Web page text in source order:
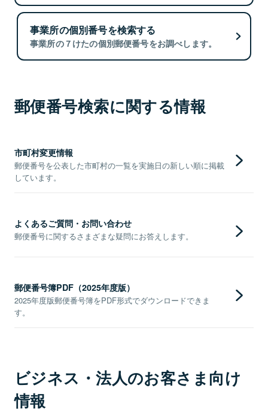
事業所の個別番号を検索する
事業所の７けたの個別郵便番号をお調べします。
郵便番号検索に関する情報
市町村変更情報
郵便番号を公表した市町村の一覧を実施日の新しい順に掲載
しています。
よくあるご質問・お問い合わせ
郵便番号に関するさまざまな疑問にお答えします。
郵便番号簿PDF（2025年度版）
2025年度版郵便番号簿をPDF形式でダウンロードできま
す。
ビジネス・法人のお客さま向け
情報